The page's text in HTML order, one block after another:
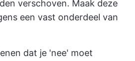
verschoven. Maak deze
een vast onderdeel van
dat je 'nee' moet